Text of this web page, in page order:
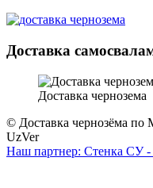
Доставка
Доставка чернозема
© Доставка чернозёма по
UzVer
Наш партнер: Стенка СУ -